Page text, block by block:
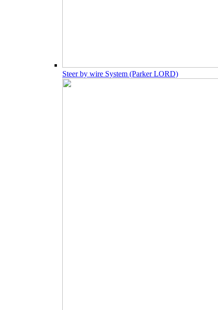
Steer by wire System (Parker LORD)